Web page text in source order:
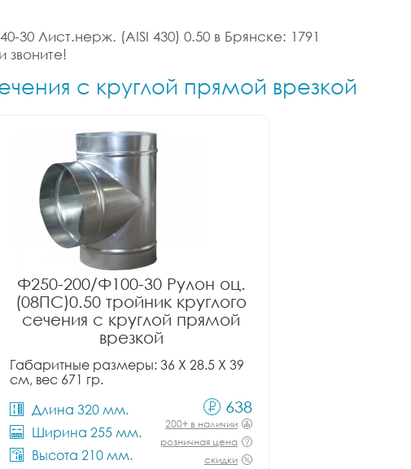
30 Лист.нерж. (AISI 430) 0.50 в Брянске: 1791
звоните!
с круглой прямой врезкой
Ф250-200/Ф100-30 Рулон оц.
(08ПС)0.50 тройник круглого
сечения с круглой прямой
врезкой
Габаритные размеры: 36 X 28.5 X 39
см, вес 671 гр.
Длина 320 мм.
Ширина 255 мм.
Высота 210 мм.
638
200+ в наличии
розничная цена
скидки